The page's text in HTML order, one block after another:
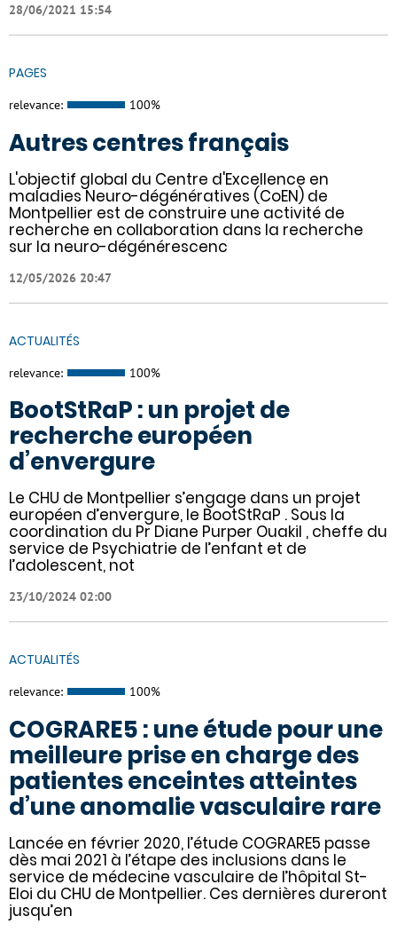
28/06/2021 15:54
PAGES
relevance: 100%
Autres centres français
L'objectif global du Centre d'Excellence en
maladies Neuro-dégénératives (CoEN) de
Montpellier est de construire une activité de
recherche en collaboration dans la recherche
sur la neuro-dégénérescenc
12/05/2026 20:47
ACTUALITÉS
relevance: 100%
BootStRaP : un projet de
recherche européen
d’envergure
Le CHU de Montpellier s’engage dans un projet
européen d’envergure, le BootStRaP . Sous la
coordination du Pr Diane Purper Ouakil , cheffe du
service de Psychiatrie de l’enfant et de
l’adolescent, not
23/10/2024 02:00
ACTUALITÉS
relevance: 100%
COGRARE5 : une étude pour une
meilleure prise en charge des
patientes enceintes atteintes
d’une anomalie vasculaire rare
Lancée en février 2020, l’étude COGRARE5 passe
dès mai 2021 à l’étape des inclusions dans le
service de médecine vasculaire de l’hôpital St-
Eloi du CHU de Montpellier. Ces dernières dureront
jusqu’en